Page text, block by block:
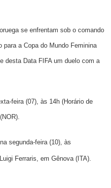
se enfrentam sob o comando
para a Copa do Mundo Feminina
desta Data FIFA um duelo com a
feira (07), às 14h (Horário de
segunda-feira (10), às
Ferraris, em Gênova (ITA).